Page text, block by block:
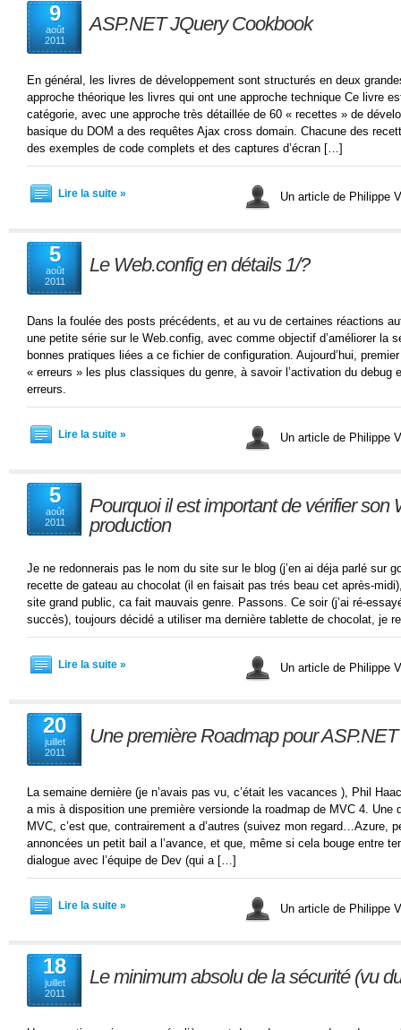
9
août
2011
ASP.NET JQuery Cookbook
En général, les livres de développement sont structurés en deux
approche théorique les livres qui ont une approche technique Ce livre
catégorie, avec une approche très détaillée de 60 « recettes » de
basique du DOM a des requêtes Ajax cross domain. Chacune des
des exemples de code complets et des captures d’écran […]
Lire la suite » Un article de Philippe
5
août
2011
Le Web.config en détails 1/?
Dans la foulée des posts précédents, et au vu de certaines réactions
une petite série sur le Web.config, avec comme objectif d’améliorer la
bonnes pratiques liées a ce fichier de configuration. Aujourd’hui,
« erreurs » les plus classiques du genre, à savoir l’activation du debug
erreurs.
Lire la suite » Un article de Philippe
5
août
2011
Pourquoi il est important de vérifier son
production
Je ne redonnerais pas le nom du site sur le blog (j’en ai déja parlé sur
recette de gateau au chocolat (il en faisait pas trés beau cet après-
site grand public, ca fait mauvais genre. Passons. Ce soir (j’ai ré-
succès), toujours décidé a utiliser ma dernière tablette de chocolat, je
Lire la suite » Un article de Philippe
20
juillet
2011
Une première Roadmap pour
La semaine dernière (je n’avais pas vu, c’était les vacances ), Phil
a mis à disposition une première versionde la roadmap de MVC 4. Une
MVC, c’est que, contrairement a d’autres (suivez mon regard…Azure,
annoncées un petit bail a l’avance, et que, même si cela bouge entre
dialogue avec l’équipe de Dev (qui a […]
Lire la suite » Un article de Philippe
18
juillet
2011
Le minimum absolu de la sécurité (vu